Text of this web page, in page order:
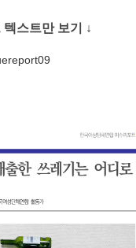
스트만 보기 ↓